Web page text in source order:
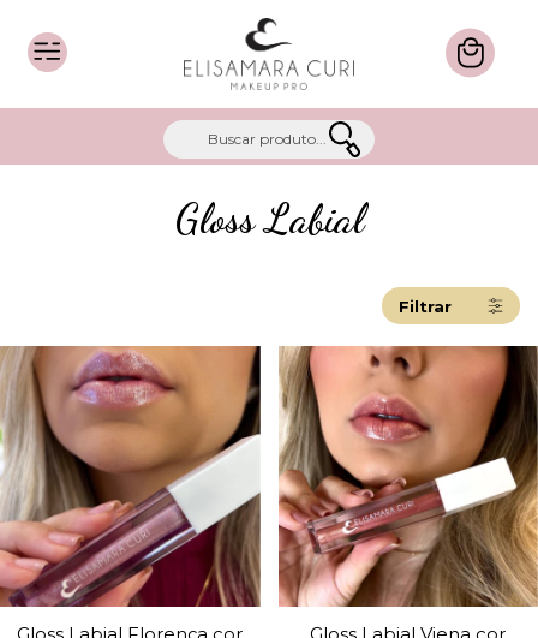
Gloss Labial
Filtrar
Gloss Labial Florença cor
Gloss Labial Viena cor